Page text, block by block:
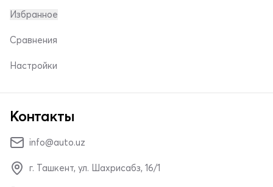
Избранное
Сравнения
Настройки
Контакты
info@auto.uz
г. Ташкент, ул. Шахрисабз, 16/1